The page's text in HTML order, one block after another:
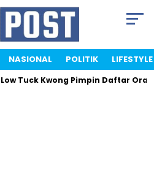
NASIONAL POLITIK LIFESTYLE
Low Tuck Kwong Pimpin Daftar